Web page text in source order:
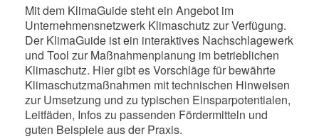
Mit dem KlimaGuide steht ein Angebot im
Unternehmensnetzwerk Klimaschutz zur Verfügung.
Der KlimaGuide ist ein interaktives Nachschlagewerk
und Tool zur Maßnahmenplanung im betrieblichen
Klimaschutz. Hier gibt es Vorschläge für bewährte
Klimaschutzmaßnahmen mit technischen Hinweisen
zur Umsetzung und zu typischen Einsparpotentialen,
Leitfäden, Infos zu passenden Fördermitteln und
guten Beispiele aus der Praxis.